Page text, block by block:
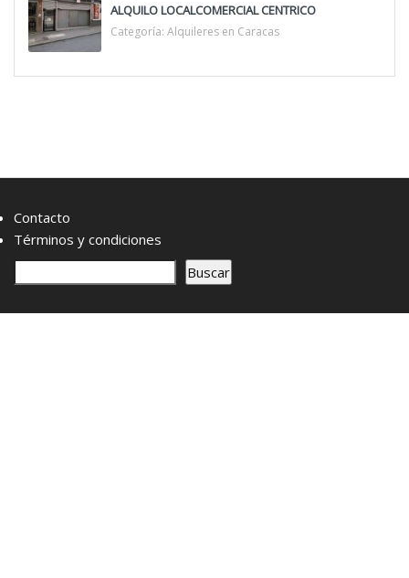
ALQUILO LOCALCOMERCIAL CENTRICO
Categoría: Alquileres en Caracas
Contacto
Términos y condiciones
s
Buscar